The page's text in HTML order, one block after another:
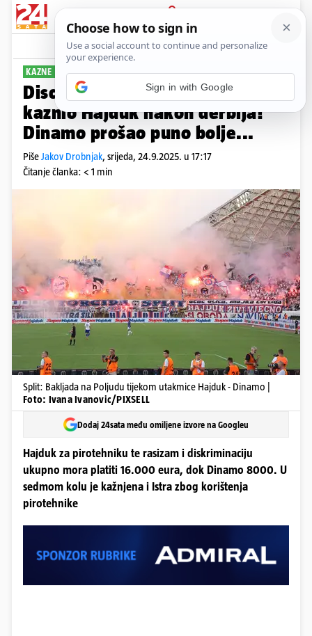
PRIJAVA
Sport Komentari
KAZNE ZA SEDMO KOLO
Disciplinski sudac drastično
kaznio Hajduk nakon derbija!
Dinamo prošao puno bolje...
PišeJakov Drobnjak, srijeda, 24.9.2025. u 17:17
Čitanje članka: < 1 min
Split: Bakljada na Poljudu tijekom utakmice Hajduk - Dinamo |
Foto: Ivana Ivanovic/PIXSELL
Dodaj 24sata među omiljene izvore na Googleu
Hajduk za pirotehniku te rasizam i diskriminaciju
ukupno mora platiti 16.000 eura, dok Dinamo 8000. U
sedmom kolu je kažnjena i Istra zbog korištenja
pirotehnike